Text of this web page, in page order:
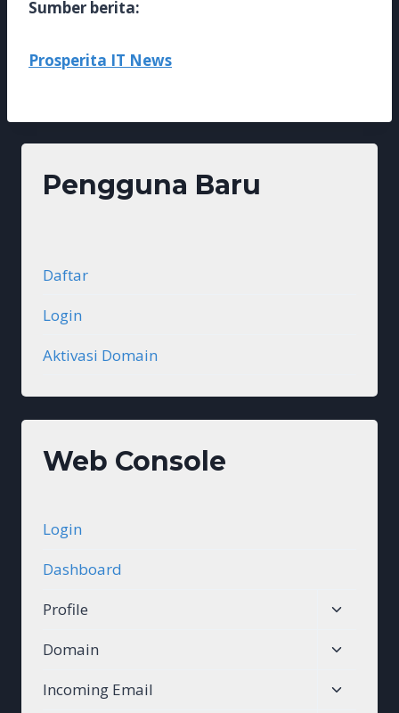
Sumber berita:
Prosperita IT News
Pengguna Baru
Daftar
Login
Aktivasi Domain
Web Console
Login
Dashboard
Profile
Toggle
menu
Domain
Toggle
menu
Incoming Email
Toggle